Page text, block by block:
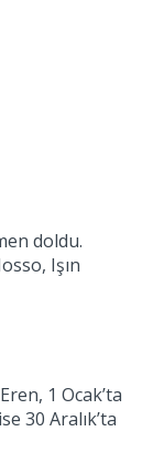
doldu.
Işın
1 Ocak’ta
30 Aralık’ta